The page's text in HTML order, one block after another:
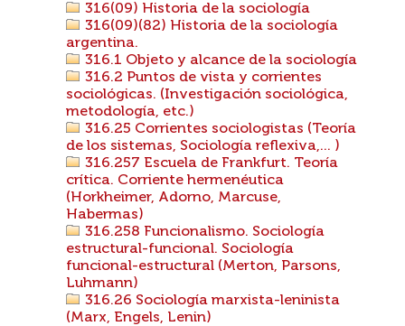
316(09) Historia de la sociología
316(09)(82) Historia de la sociología
argentina.
316.1 Objeto y alcance de la sociología
316.2 Puntos de vista y corrientes
sociológicas. (Investigación sociológica,
metodología, etc.)
316.25 Corrientes sociologistas (Teoría
de los sistemas, Sociología reflexiva,... )
316.257 Escuela de Frankfurt. Teoría
crítica. Corriente hermenéutica
(Horkheimer, Adorno, Marcuse,
Habermas)
316.258 Funcionalismo. Sociología
estructural-funcional. Sociología
funcional-estructural (Merton, Parsons,
Luhmann)
316.26 Sociología marxista-leninista
(Marx, Engels, Lenin)